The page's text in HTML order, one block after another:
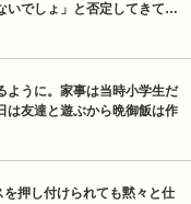
いでしょ」と否定してきて…
ように。家事は当時小学生だ
は友達と遊ぶから晩御飯は作
押し付けられても黙々と仕